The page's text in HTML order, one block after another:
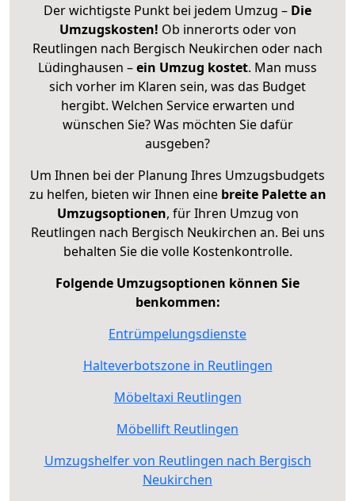
Der wichtigste Punkt bei jedem Umzug – Die
Umzugskosten! Ob innerorts oder von
Reutlingen nach Bergisch Neukirchen oder nach
Lüdinghausen –ein Umzug kostet. Man muss
sich vorher im Klaren sein, was das Budget
hergibt. Welchen Service erwarten und
wünschen Sie? Was möchten Sie dafür
ausgeben?
Um Ihnen bei der Planung Ihres Umzugsbudgets
zu helfen, bieten wir Ihnen eine breite Palette an
Umzugsoptionen, für Ihren Umzug von
Reutlingen nach Bergisch Neukirchen an. Bei uns
behalten Sie die volle Kostenkontrolle.
Folgende Umzugsoptionen können Sie
benkommen:
Entrümpelungsdienste
Halteverbotszone in Reutlingen
Möbeltaxi Reutlingen
Möbellift Reutlingen
Umzugshelfer von Reutlingen nach Bergisch
Neukirchen